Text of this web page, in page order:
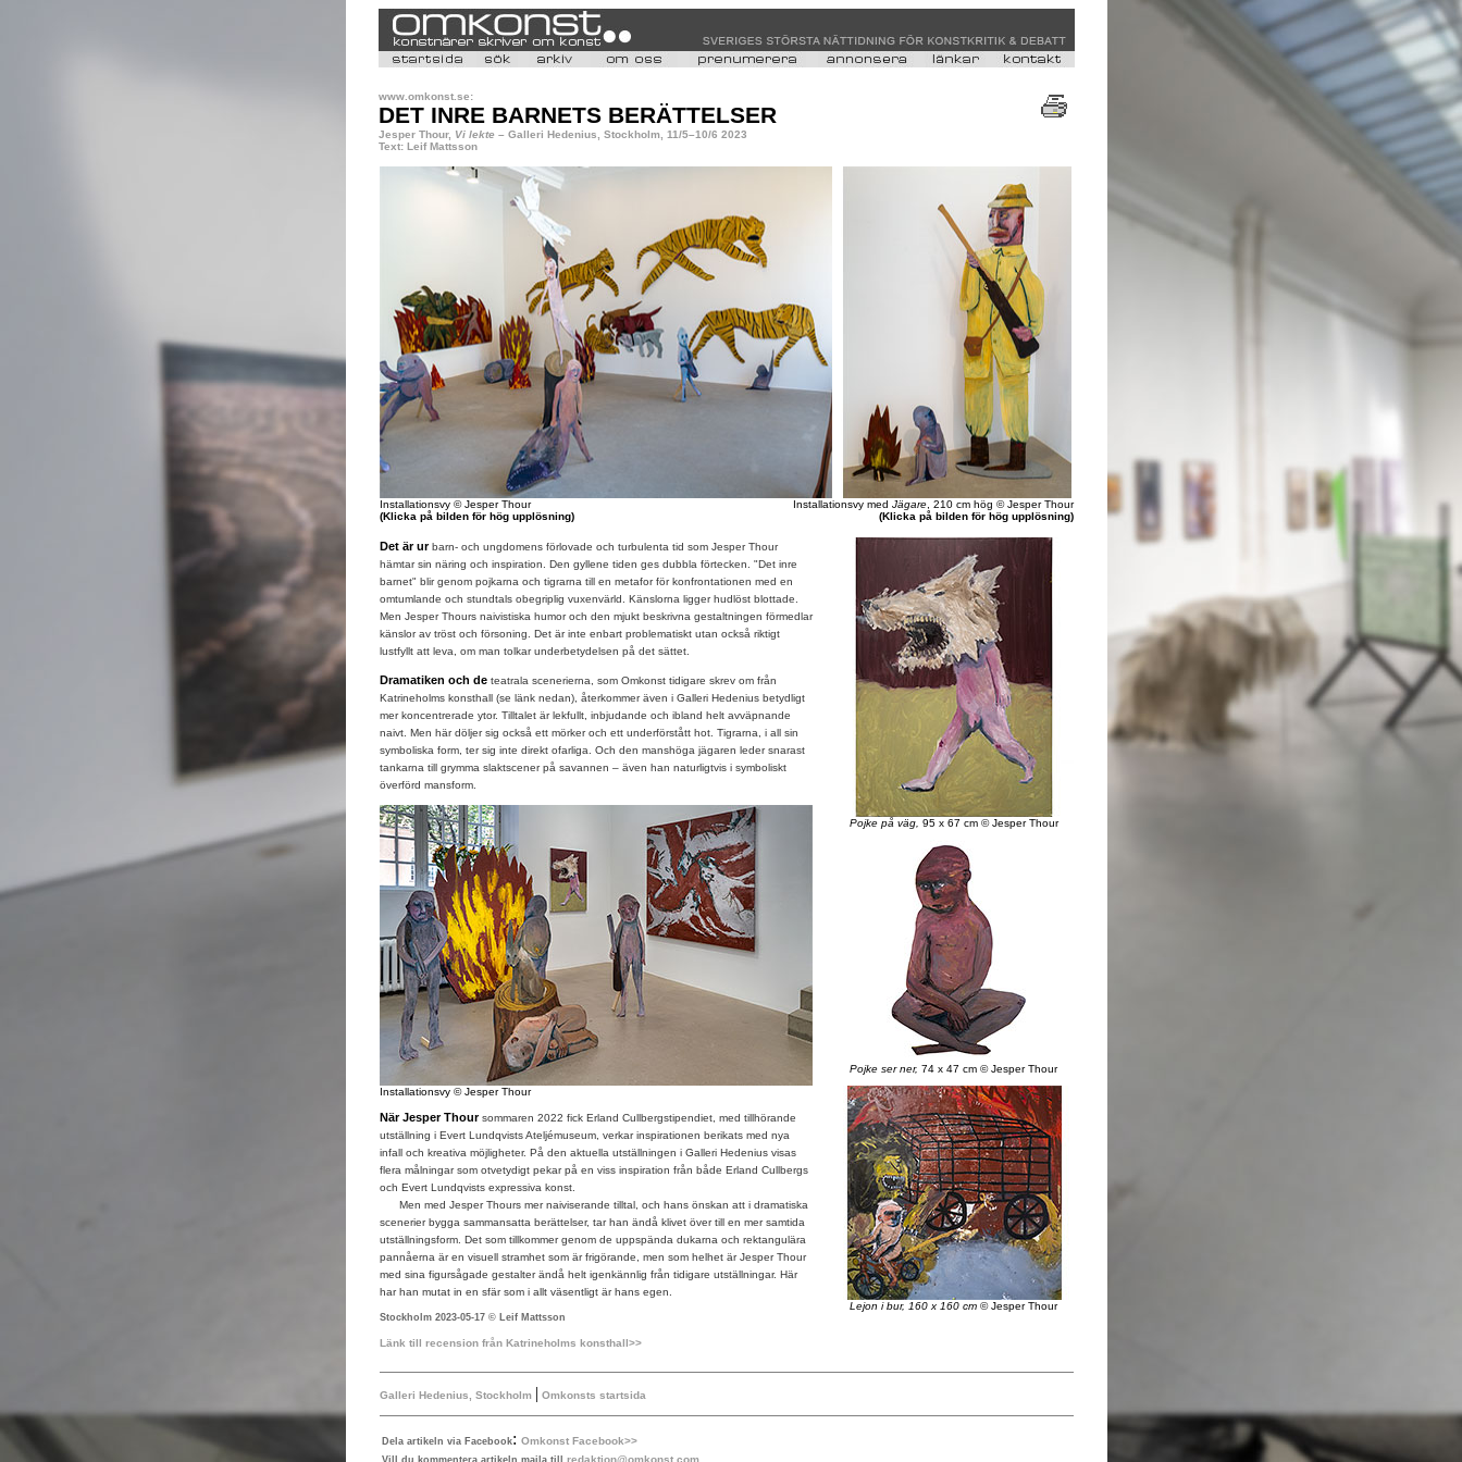
www.omkonst.se:
DET INRE BARNETS BERÄTTELSER
Jesper Thour, Vi lekte – Galleri Hedenius, Stockholm, 11/5–10/6 2023
Text: Leif Mattsson
Installationsvy © Jesper Thour
(Klicka på bilden för hög upplösning)
Installationsvy med Jägare , 210 cm hög © Jesper Thour
(Klicka på bilden för hög upplösning)
Det är urbarn- och ungdomens förlovade och turbulenta tid som Jesper Thour
hämtar sin näring och inspiration. Den gyllene tiden ges dubbla förtecken. "Det inre
barnet" blir genom pojkarna och tigrarna till en metafor för konfrontationen med en
omtumlande och stundtals obegriplig vuxenvärld. Känslorna ligger hudlöst blottade.
Men Jesper Thours naivistiska humor och den mjukt beskrivna gestaltningen förmedlar
känslor av tröst och försoning. Det är inte enbart problematiskt utan också riktigt
lustfyllt att leva, om man tolkar underbetydelsen på det sättet.
Dramatiken och de teatrala scenerierna, som Omkonst tidigare skrev om från
Katrineholms konsthall (se länk nedan), återkommer även i Galleri Hedenius betydligt
mer koncentrerade ytor. Tilltalet är lekfullt, inbjudande och ibland helt avväpnande
naivt. Men här döljer sig också ett mörker och ett underförstått hot. Tigrarna, i all sin
symboliska form, ter sig inte direkt ofarliga. Och den manshöga jägaren leder snarast
tankarna till grymma slaktscener på savannen – även han naturligtvis i symboliskt
överförd mansform.
Installationsvy © Jesper Thour
När Jesper Thoursommaren 2022 fick Erland Cullbergstipendiet, med tillhörande
utställning i Evert Lundqvists Ateljémuseum, verkar inspirationen berikats med nya
infall och kreativa möjligheter. På den aktuella utställningen i Galleri Hedenius visas
flera målningar som otvetydigt pekar på en viss inspiration från både Erland Cullbergs
och Evert Lundqvists expressiva konst.
Men med Jesper Thours mer naiviserande tilltal, och hans önskan att i dramatiska
scenerier bygga sammansatta berättelser, tar han ändå klivet över till en mer samtida
utställningsform. Det som tillkommer genom de uppspända dukarna och rektangulära
pannåerna är en visuell stramhet som är frigörande, men som helhet är Jesper Thour
med sina figursågade gestalter ändå helt igenkännlig från tidigare utställningar. Här
har han mutat in en sfär som i allt väsentligt är hans egen.
Stockholm 2023-05-17 © Leif Mattsson
Länk till recension från Katrineholms konsthall>>
Pojke på väg, 95 x 67 cm © Jesper Thour
Pojke ser ner, 74 x 47 cm © Jesper Thour
Lejon i bur, 160 x 160 cm © Jesper Thour
Galleri Hedenius, Stockholm | Omkonsts startsida
Dela artikeln via Facebook: Omkonst Facebook>>
Vill du kommentera artikeln maila till redaktion@omkonst.com